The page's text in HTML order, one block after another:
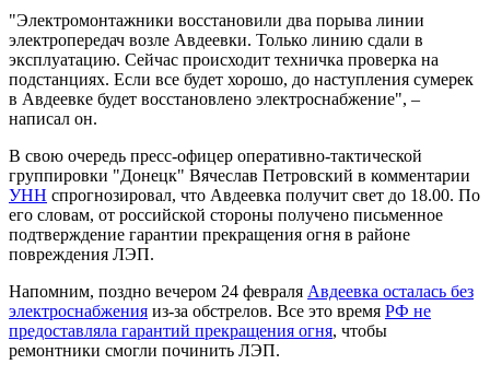
"Электромонтажники восстановили два порыва линии
электропередач возле Авдеевки. Только линию сдали в
эксплуатацию. Сейчас происходит техничка проверка на
подстанциях. Если все будет хорошо, до наступления сумерек
в Авдеевке будет восстановлено электроснабжение", –
написал он.
В свою очередь пресс-офицер оперативно-тактической
группировки "Донецк" Вячеслав Петровский в комментарии
УНН спрогнозировал, что Авдеевка получит свет до 18.00. По
его словам, от российской стороны получено письменное
подтверждение гарантии прекращения огня в районе
повреждения ЛЭП.
Напомним, поздно вечером 24 февраля Авдеевка осталась без
электроснабжения из-за обстрелов. Все это время РФ не
предоставляла гарантий прекращения огня, чтобы
ремонтники смогли починить ЛЭП.